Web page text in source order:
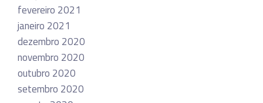
fevereiro 2021
janeiro 2021
dezembro 2020
novembro 2020
outubro 2020
setembro 2020